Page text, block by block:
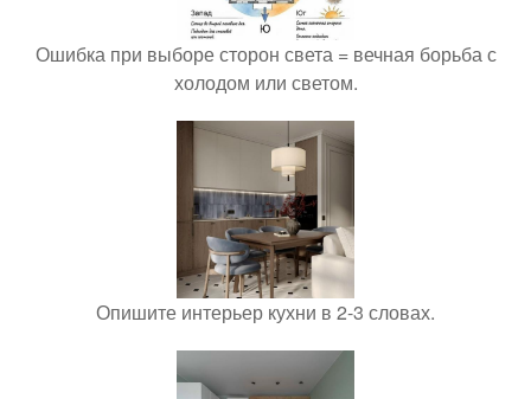
Ошибка при выборе сторон света = вечная борьба с
холодом или светом.
Опишите интерьер кухни в 2-3 словах.